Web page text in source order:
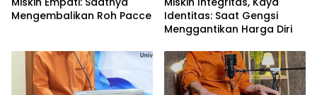
Mengembalikan Roh Pacce
Identitas: Saat Gengsi
Menggantikan Harga Diri